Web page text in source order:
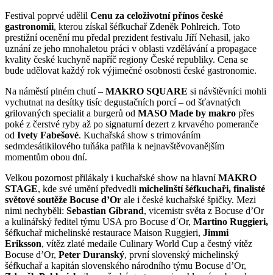
Festival poprvé udělil Cenu za celoživotní přínos české
gastronomii, kterou získal šéfkuchař Zdeněk Pohlreich. Toto
prestižní ocenění mu předal prezident festivalu Jiří Nehasil, jako
uznání ze jeho mnohaletou práci v oblasti vzdělávání a propagace
kvality české kuchyně napříč regiony České republiky. Cena se
bude udělovat každý rok výjimečné osobnosti české gastronomie.
Na náměstí plném chutí – MAKRO SQUARE si návštěvníci mohli
vychutnat na desítky tisíc degustačních porcí – od šťavnatých
grilovaných specialit a burgerů od MASO Made by makro přes
poké z čerstvé ryby až po signaturní dezert z krvavého pomeranče
od Ivety Fabešové. Kuchařská show s trimováním
sedmdesátikilového tuňáka patřila k nejnavštěvovanějším
momentům obou dní.
Velkou pozornost přilákaly i kuchařské show na hlavníMAKRO
STAGE, kde své umění předvedli michelinští šéfkuchaři, finalisté
světové soutěže Bocuse d’Or ale i české kuchařské špičky. Mezi
nimi nechyběli: Sebastian Gibrand, vicemistr světa z Bocuse d’Or
a kulinářský ředitel týmu USA pro Bocuse d´Or, Martino Ruggieri,
šéfkuchař michelinské restaurace Maison Ruggieri, Jimmi
Eriksson, vítěz zlaté medaile Culinary World Cup a čestný vítěz
Bocuse d’Or, Peter Duranský, první slovenský michelinský
šéfkuchař a kapitán slovenského národního týmu Bocuse d’Or,